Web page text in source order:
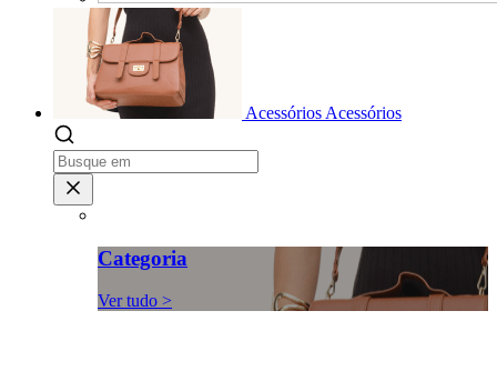
Acessórios Acessórios
Categoria
Ver tudo >